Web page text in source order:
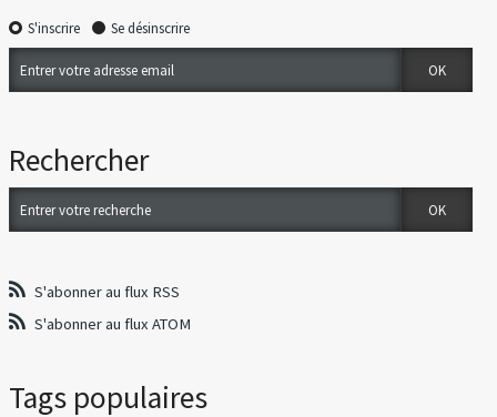
S'inscrire Se désinscrire
Rechercher
S'abonner au flux RSS
S'abonner au flux ATOM
Tags populaires